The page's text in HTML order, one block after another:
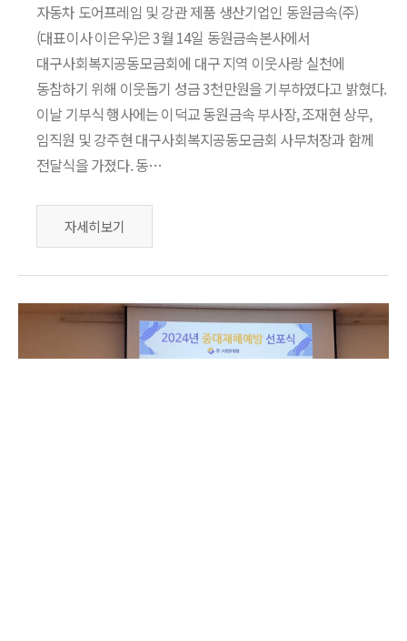
자동차 도어프레임 및 강관 제품 생산기업인 동원금속(주)
(대표이사 이은우)은 3월 14일 동원금속본사에서
대구사회복지공동모금회에 대구 지역 이웃사랑 실천에
동참하기 위해 이웃돕기 성금 3천만원을 기부하였다고 밝혔다.
이날 기부식 행사에는 이덕교 동원금속 부사장, 조재현 상무,
임직원 및 강주현 대구사회복지공동모금회 사무처장과 함께
전달식을 가졌다. 동…
자세히보기